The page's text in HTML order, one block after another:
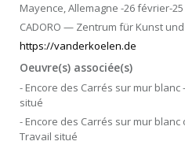
Mayence, Allemagne -26 février-25
CADORO — Zentrum für Kunst
https://vanderkoelen.de
Oeuvre(s) associée(s)
- Encore des Carrés sur mur blanc
situé
- Encore des Carrés sur mur blanc
Travail situé